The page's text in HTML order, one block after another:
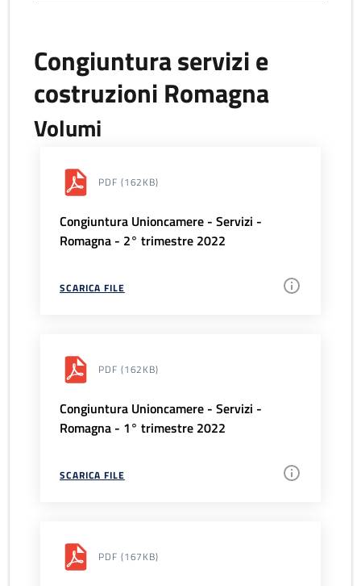
Congiuntura servizi e
costruzioni Romagna
Volumi
PDF (162KB)
Congiuntura Unioncamere - Servizi -
Romagna - 2° trimestre 2022
SCARICA FILE
PDF (162KB)
Congiuntura Unioncamere - Servizi -
Romagna - 1° trimestre 2022
SCARICA FILE
PDF (167KB)